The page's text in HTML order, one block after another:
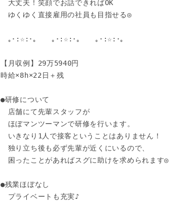
大丈夫！笑顔でお話できればOK
ゆくゆく直接雇用の社員も目指せる◎
｡･:☆:･｡　　｡･:☆:･｡　　｡･:☆:･｡
【月収例】29万5940円
時給×8h×22日＋残
●研修について
店舗にて先輩スタッフが
ほぼマンツーマンで研修を行います。
いきなり1人で接客ということはありません！
独り立ち後も必ず先輩が近くにいるので、
困ったことがあればスグに助けを求められます◎
●残業ほぼなし
プライベートも充実♪